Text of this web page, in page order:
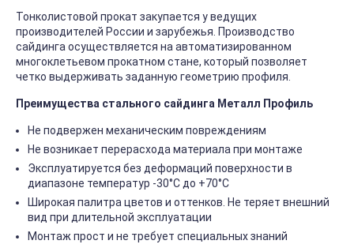
Тонколистовой прокат закупается у ведущих
производителей России и зарубежья. Производство
сайдинга осуществляется на автоматизированном
многоклетьевом прокатном стане, который позволяет
четко выдерживать заданную геометрию профиля.
Преимущества стального сайдинга Металл Профиль
Не подвержен механическим повреждениям
Не возникает перерасхода материала при монтаже
Эксплуатируется без деформаций поверхности в
диапазоне температур -30°C до +70°C
Широкая палитра цветов и оттенков. Не теряет внешний
вид при длительной эксплуатации
Монтаж прост и не требует специальных знаний